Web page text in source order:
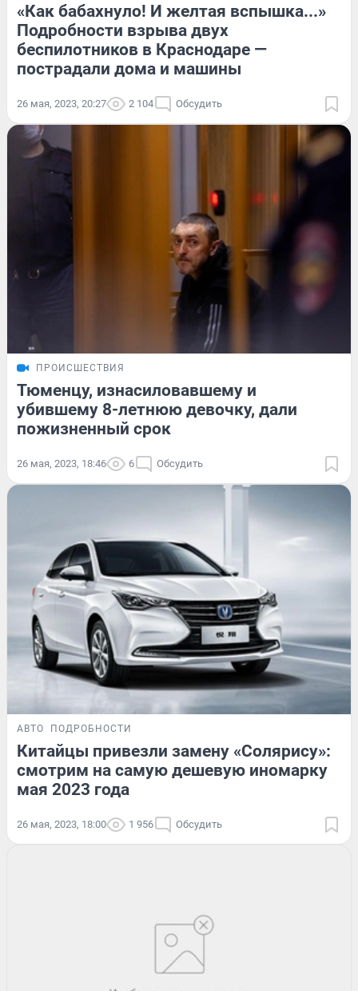
«Как бабахнуло! И желтая вспышка...»
Подробности взрыва двух
беспилотников в Краснодаре —
пострадали дома и машины
26 мая, 2023, 20:27 2 104 Обсудить
ПРОИСШЕСТВИЯ
Тюменцу, изнасиловавшему и
убившему 8-летнюю девочку, дали
пожизненный срок
26 мая, 2023, 18:46 6 Обсудить
АВТО ПОДРОБНОСТИ
Китайцы привезли замену «Солярису»:
смотрим на самую дешевую иномарку
мая 2023 года
26 мая, 2023, 18:00 1 956 Обсудить